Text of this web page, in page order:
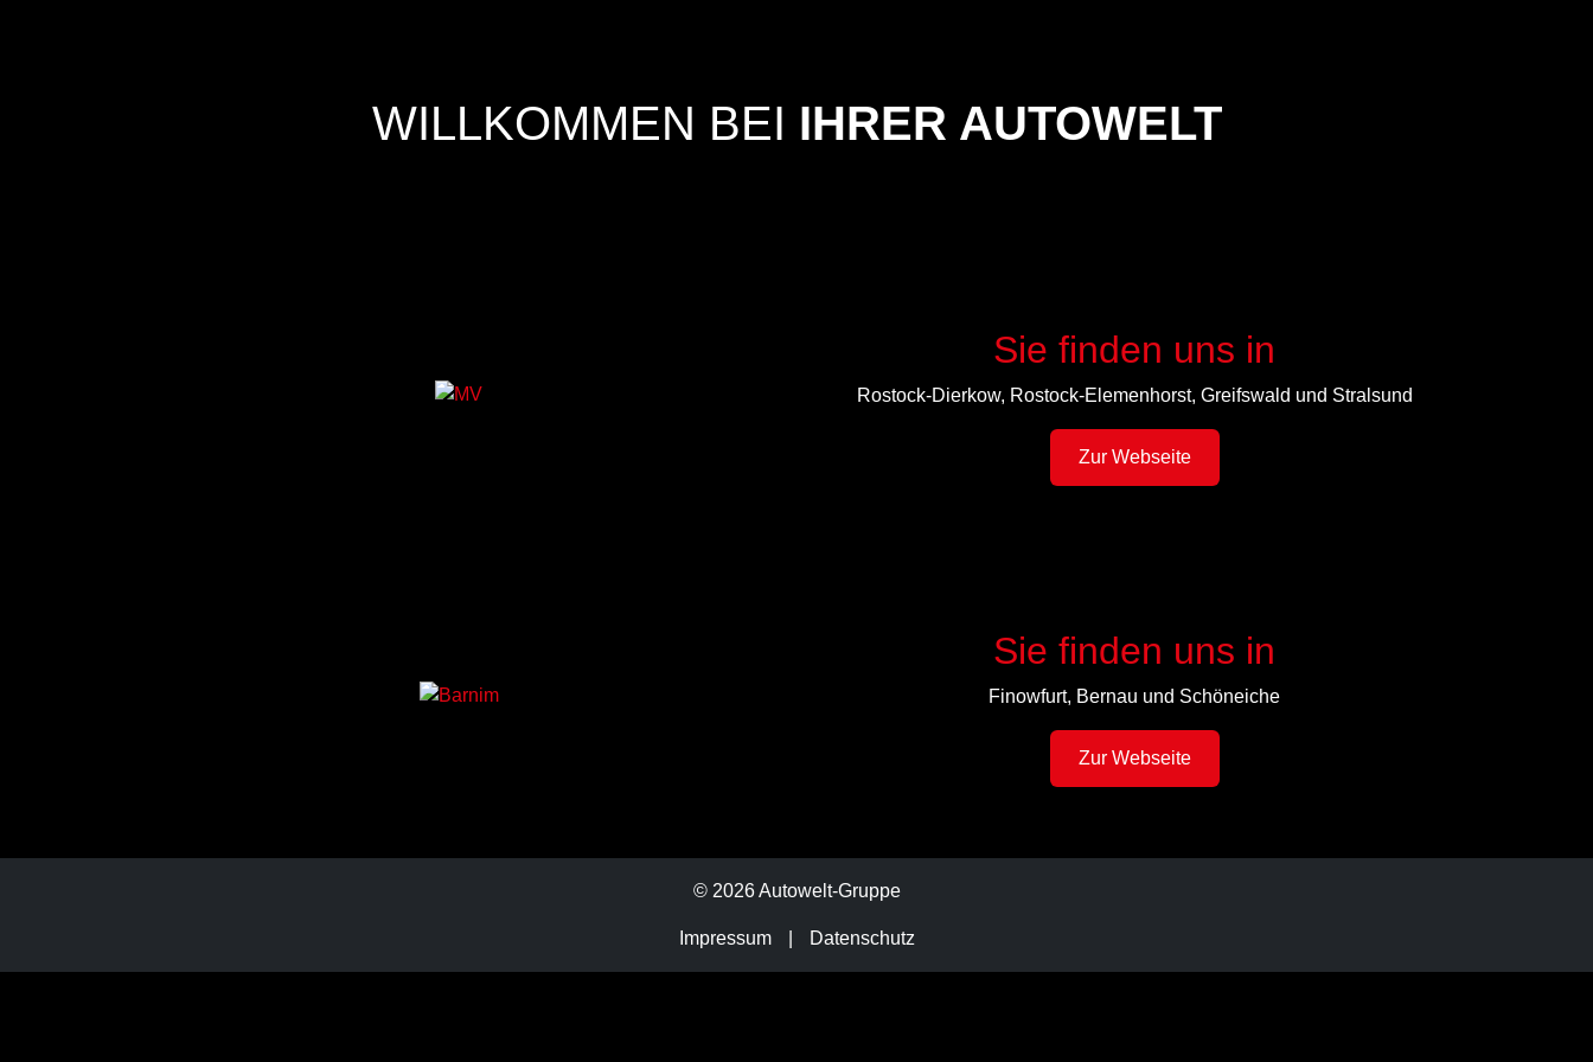
WILLKOMMEN BEI IHRER AUTOWELT
Sie finden uns in
Rostock-Dierkow, Rostock-Elemenhorst, Greifswald und Stralsund
Zur Webseite
Sie finden uns in
Finowfurt, Bernau und Schöneiche
Zur Webseite
© 2026 Autowelt-Gruppe
Impressum Datenschutz